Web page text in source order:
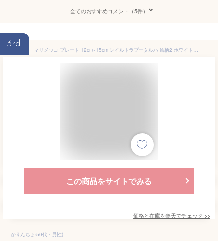
全てのおすすめコメント（5件）
3rd
マリメッコ プレート 12cm×15cm シイルトラプータルハ 絵柄2 ホワイト×ブラック marimekko Siirtolapuutarha 皿
この商品をサイトでみる
価格と在庫を楽天でチェック >>
かりんちょ(50代・男性)